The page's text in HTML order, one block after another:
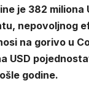
je 382 miliona
nepovoljnog
na gorivo u
USD
godine.